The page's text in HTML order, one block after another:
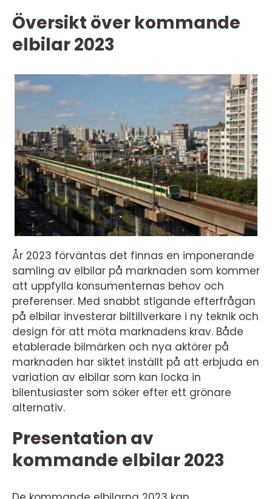
Översikt över kommande
elbilar 2023
År 2023 förväntas det finnas en imponerande
samling av elbilar på marknaden som kommer
att uppfylla konsumenternas behov och
preferenser. Med snabbt stigande efterfrågan
på elbilar investerar biltillverkare i ny teknik och
design för att möta marknadens krav. Både
etablerade bilmärken och nya aktörer på
marknaden har siktet inställt på att erbjuda en
variation av elbilar som kan locka in
bilentusiaster som söker efter ett grönare
alternativ.
Presentation av
kommande elbilar 2023